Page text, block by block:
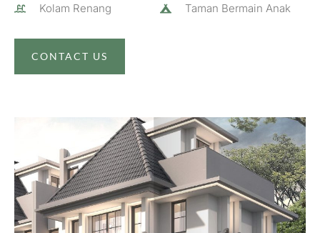
Kolam Renang Taman Bermain Anak
CONTACT US